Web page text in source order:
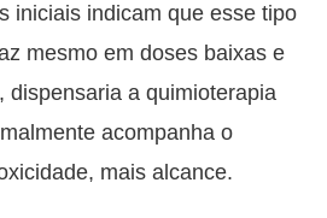
iniciais indicam que esse tipo
mesmo em doses baixas e
dispensaria a quimioterapia
acompanha o
mais alcance.